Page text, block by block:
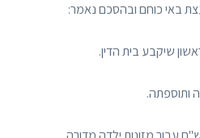
באי כוחם ובהסכם נאמר:
שיקבע בית הדין.
ותוספתה.